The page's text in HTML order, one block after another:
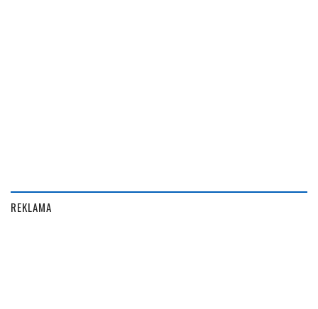
REKLAMA